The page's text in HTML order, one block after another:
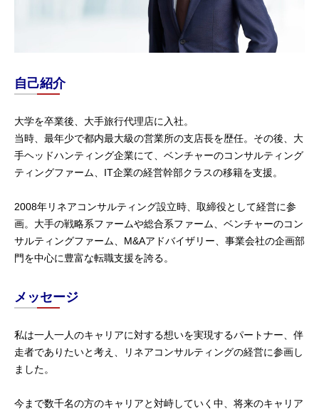
自己紹介
大学を卒業後、大手旅行代理店に入社。
当時、最年少で都内最大級の営業所の支店長を歴任。その後、大
手ヘッドハンティング企業にて、ベンチャーのコンサルティング
ティングファーム、IT企業の経営幹部クラスの移籍を支援。
2008年リネアコンサルティング設立時、取締役として経営に参
画。大手の戦略系ファームや総合系ファーム、ベンチャーのコン
サルティングファーム、M&Aアドバイザリー、事業会社の企画部
門を中心に豊富な転職支援を誇る。
メッセージ
私は一人一人のキャリアに対する想いを実現するパートナー、伴
走者でありたいと考え、リネアコンサルティングの経営に参画し
ました。
今まで数千名の方のキャリアと対峙していく中、将来のキャリア